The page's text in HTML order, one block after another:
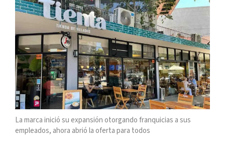
La marca inició su expansión otorgando franquicias a sus
empleados, ahora abrió la oferta para todos